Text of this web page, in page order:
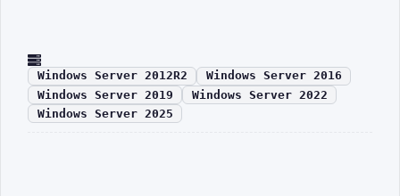
Windows Server 2012R2
Windows Server 2016
Windows Server 2019
Windows Server 2022
Windows Server 2025